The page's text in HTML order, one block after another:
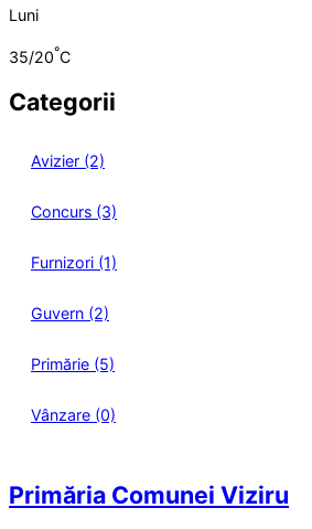
Luni
35/20°C
Categorii
Avizier (2)
Concurs (3)
Furnizori (1)
Guvern (2)
Primărie (5)
Vânzare (0)
Primăria Comunei Viziru